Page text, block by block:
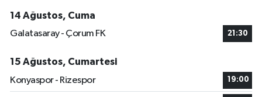
14 Ağustos, Cuma
Galatasaray - Çorum FK
21:30
15 Ağustos, Cumartesi
Konyaspor - Rizespor
19:00